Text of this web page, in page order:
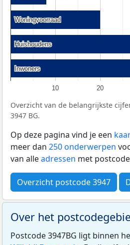
10 20
Woningvoorraad
Woningvoorraad
Huishoudens
Huishoudens
Inwoners
Inwoners
Overzicht van de belangrijkste
3947 BG.
Op deze pagina vind je een
meer dan 250 onderwerpen
van alleadressen met
Overzicht postcode 3947
Over het
Postcode 3947BG ligt binnen